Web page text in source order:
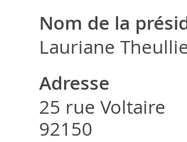
Nom de la
Lauriane
Adresse
25 rue Voltaire
92150